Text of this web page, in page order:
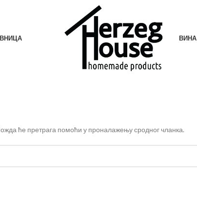
ВИНА
ће претрага помоћи у проналажењу сродног чланка.